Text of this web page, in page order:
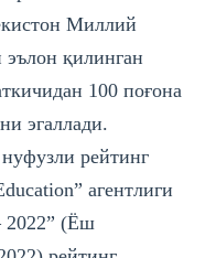
Миллий
қилинган
100 поғона
эгаллади.
рейтинг
агентлиги
2022” (Ёш